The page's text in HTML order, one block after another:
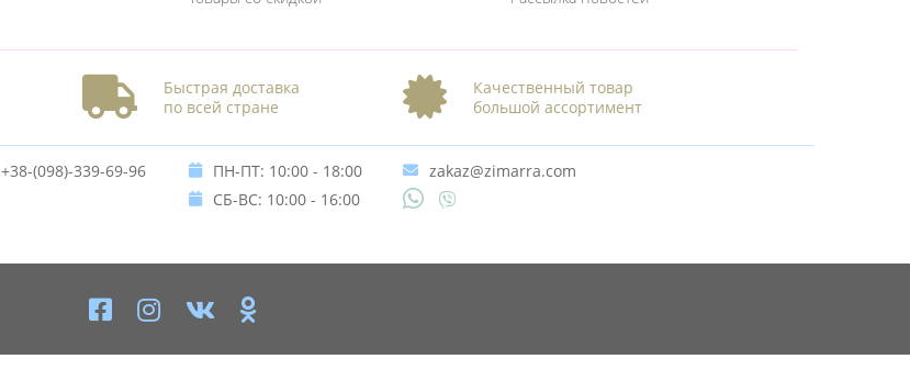
Быстрая доставка
по всей стране
Качественный товар
большой ассортимент
+38-(098)-339-69-96
ПН-ПТ: 10:00 - 18:00
СБ-ВС: 10:00 - 16:00
zakaz@zimarra.com